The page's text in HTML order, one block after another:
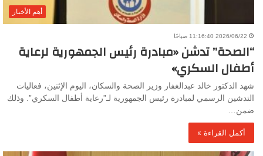
أهم الأخبار
2026/06/22 11:16:40 صباحًا
“الصحة” تدشن «مبادرة رئيس الجمهورية لرعاية
أطفال السكري»
شهد الدكتور خالد عبدالغفار وزير الصحة والسكان، اليوم الإثنين، فعاليات
التدشين الرسمي لمبادرة رئيس الجمهورية لـ”رعاية أطفال السكري”. وذلك
ضمن…
أكمل القراءة »